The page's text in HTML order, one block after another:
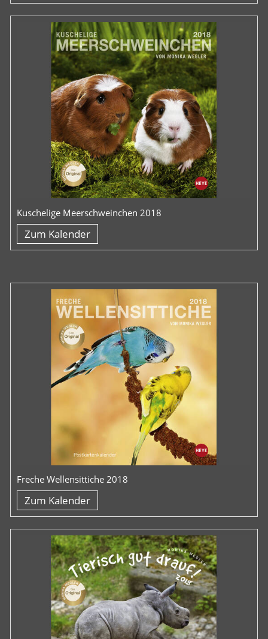
Kuschelige Meerschweinchen 2018
Zum Kalender
Freche Wellensittiche 2018
Zum Kalender